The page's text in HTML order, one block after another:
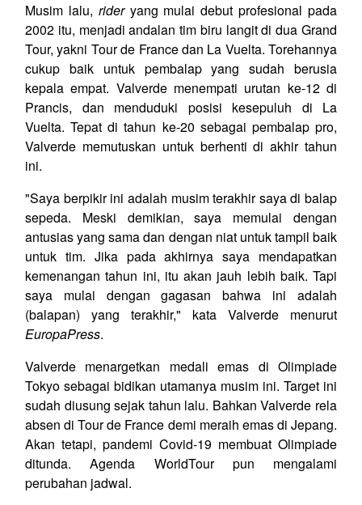
Musim lalu, rideryang mulai debut profesional pada
2002 itu, menjadi andalan tim biru langit di dua Grand
Tour, yakni Tour de France dan La Vuelta. Torehannya
cukup baik untuk pembalap yang sudah berusia
kepala empat. Valverde menempati urutan ke-12 di
Prancis, dan menduduki posisi kesepuluh di La
Vuelta. Tepat di tahun ke-20 sebagai pembalap pro,
Valverde memutuskan untuk berhenti di akhir tahun
ini.
"Saya berpikir ini adalah musim terakhir saya di balap
sepeda. Meski demikian, saya memulai dengan
antusias yang sama dan dengan niat untuk tampil baik
untuk tim. Jika pada akhirnya saya mendapatkan
kemenangan tahun ini, itu akan jauh lebih baik. Tapi
saya mulai dengan gagasan bahwa ini adalah
(balapan) yang terakhir," kata Valverde menurut
EuropaPress.
Valverde menargetkan medali emas di Olimpiade
Tokyo sebagai bidikan utamanya musim ini. Target ini
sudah diusung sejak tahun lalu. Bahkan Valverde rela
absen di Tour de France demi meraih emas di Jepang.
Akan tetapi, pandemi Covid-19 membuat Olimpiade
ditunda. Agenda WorldTour pun mengalami
perubahan jadwal.